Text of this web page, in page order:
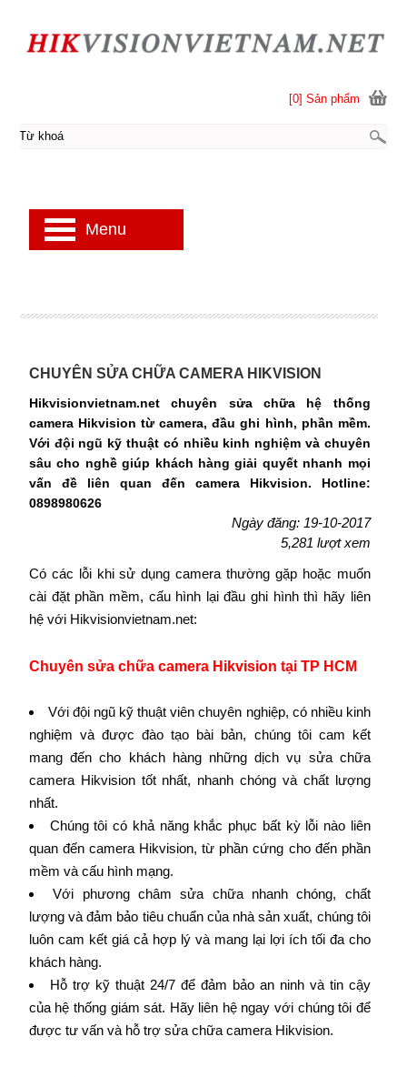
CHUYÊN SỬA CHỮA CAMERA HIKVISION
Hikvisionvietnam.net chuyên sửa chữa hệ thống
camera Hikvision từ camera, đầu ghi hình, phần mềm.
Với đội ngũ kỹ thuật có nhiều kinh nghiệm và chuyên
sâu cho nghề giúp khách hàng giải quyết nhanh mọi
vấn đề liên quan đến camera Hikvision. Hotline:
0898980626
Ngày đăng: 19-10-2017
5,281 lượt xem
Có các lỗi khi sử dụng camera thường gặp hoặc muốn
cài đặt phần mềm, cấu hình lại đầu ghi hình thì hãy liên
hệ với Hikvisionvietnam.net:
Chuyên sửa chữa camera Hikvision tại TP HCM
Với đội ngũ kỹ thuật viên chuyên nghiệp, có nhiều kinh
nghiệm và được đào tạo bài bản, chúng tôi cam kết
mang đến cho khách hàng những dịch vụ sửa chữa
camera Hikvision tốt nhất, nhanh chóng và chất lượng
nhất.
Chúng tôi có khả năng khắc phục bất kỳ lỗi nào liên
quan đến camera Hikvision, từ phần cứng cho đến phần
mềm và cấu hình mạng.
Với phương châm sửa chữa nhanh chóng, chất
lượng và đảm bảo tiêu chuẩn của nhà sản xuất, chúng tôi
luôn cam kết giá cả hợp lý và mang lại lợi ích tối đa cho
khách hàng.
Hỗ trợ kỹ thuật 24/7 để đảm bảo an ninh và tin cậy
của hệ thống giám sát. Hãy liên hệ ngay với chúng tôi để
được tư vấn và hỗ trợ sửa chữa camera Hikvision.
[0] Sản phẩm
Menu